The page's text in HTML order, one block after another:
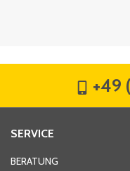
Hausnummer
+49
SERVICE
BERATUNG